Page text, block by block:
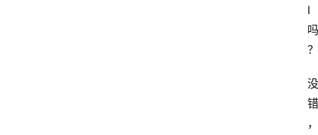
I
吗
？
没
错
，